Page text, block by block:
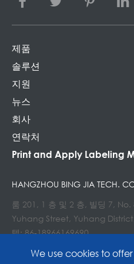
제품
솔루션
지원
뉴스
회사
연락처
Print and Apply Labeling
HANGZHOU BING JIA TECH.
룸 201, 1 층 및 2 층, 빌딩 7,
Yuhang Street, Yuhang
텔: 86-18966169690
We use cookies to